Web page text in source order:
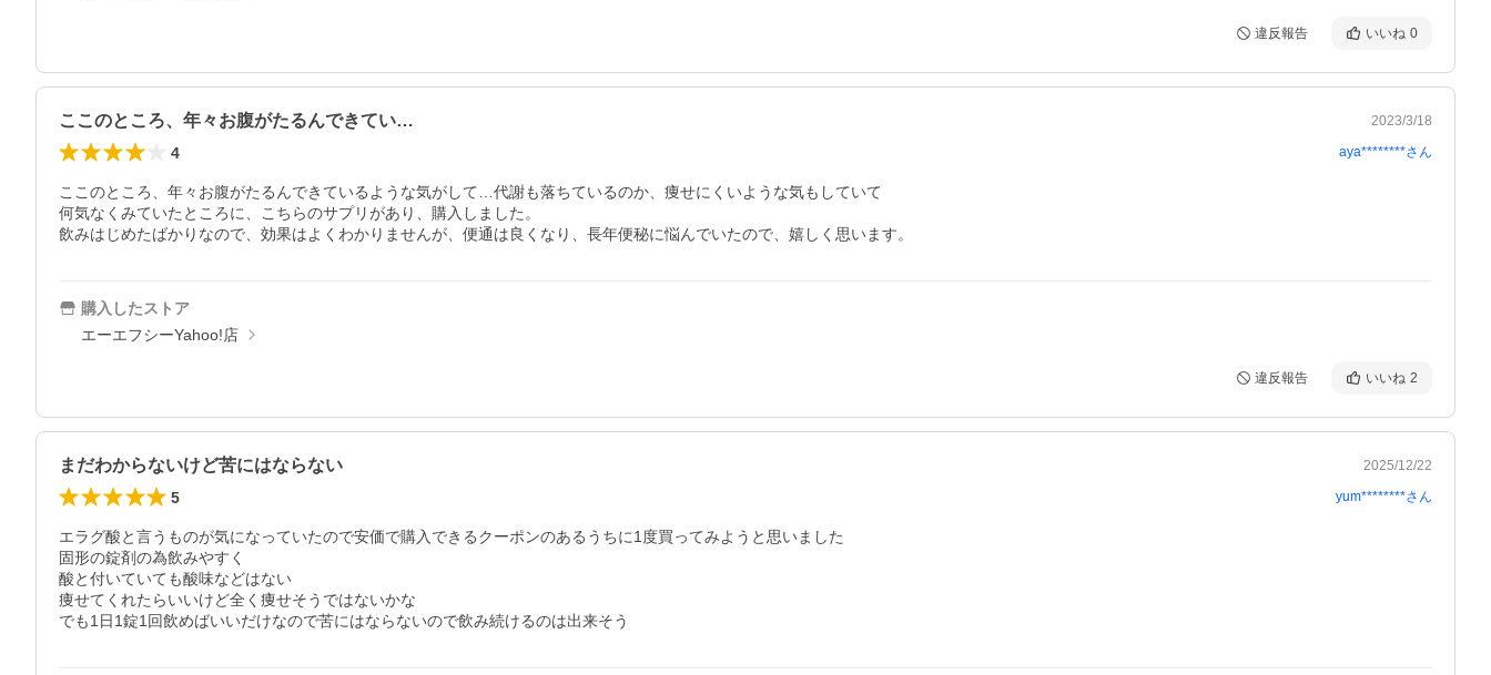
違反報告 いいね 0
ここのところ、年々お腹がたるんできてい… 2023/3/18
4 aya********さん
ここのところ、年々お腹がたるんできているような気がして…代謝も落ちているのか、痩せにくいような気もしていて
何気なくみていたところに、こちらのサプリがあり、購入しました。
購入したストア
エーエフシーYahoo!店
違反報告 いいね 2
まだわからないけど苦にはならない 2025/12/22
5 yum********さん
エラグ酸と言うものが気になっていたので安価で購入できるクーポンのあるうちに1度買ってみようと思いました
固形の錠剤の為飲みやすく
酸と付いていても酸味などはない
痩せてくれたらいいけど全く痩せそうではないかな
でも1日1錠1回飲めばいいだけなので苦にはならないので飲み続けるのは出来そう